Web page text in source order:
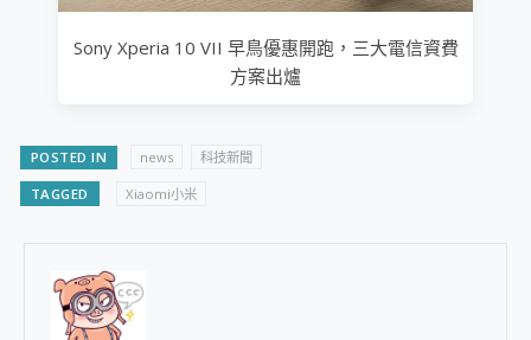
Sony Xperia 10 VII 早鳥優惠開跑，三大電信資費
方案出爐
POSTED IN news 科技新聞
TAGGED Xiaomi小米